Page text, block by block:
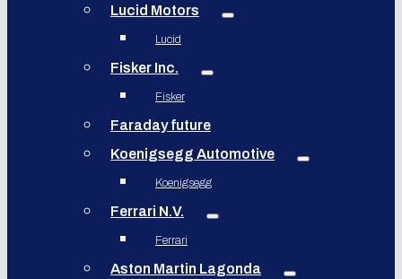
Lucid Motors
Lucid
Fisker Inc.
Fisker
Faraday future
Koenigsegg Automotive
Koenigsegg
Ferrari N.V.
Ferrari
Aston Martin Lagonda